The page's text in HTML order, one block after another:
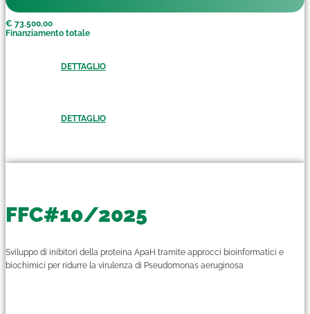
€ 73.500,00
Finanziamento totale
DETTAGLIO
DETTAGLIO
FFC#10/2025
Sviluppo di inibitori della proteina ApaH tramite approcci bioinformatici e
biochimici per ridurre la virulenza di Pseudomonas aeruginosa